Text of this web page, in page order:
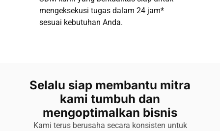
mengeksekusi tugas dalam 24 jam*
sesuai kebutuhan Anda.
Selalu siap membantu mitra
kami tumbuh dan
mengoptimalkan bisnis
Kami terus berusaha secara konsisten untuk